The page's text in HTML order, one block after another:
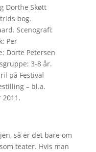
Dorthe Skøtt
bog.
Scenografi:
Per
Dorte Petersen
3-8 år.
på Festival
– bl.a.
så er det bare om
teater. Hvis man